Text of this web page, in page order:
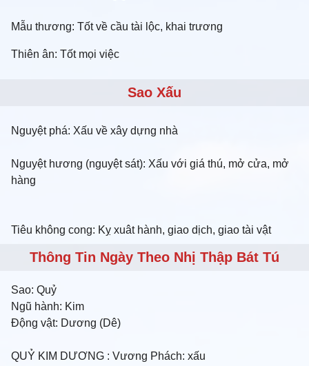
Mẫu thương: Tốt về cầu tài lộc, khai trương
Thiên ân: Tốt mọi việc
Sao Xấu
Nguyệt phá: Xấu về xây dựng nhà
Nguyệt hương (nguyệt sát): Xấu với giá thú, mở cửa, mở
hàng
Tiêu không cong: Kỵ xuât hành, giao dịch, giao tài vật
Thông Tin Ngày Theo Nhị Thập Bát Tú
Sao: Quỷ
Ngũ hành: Kim
Động vật: Dương (Dê)
QUỶ KIM DƯƠNG : Vương Phách: xấu